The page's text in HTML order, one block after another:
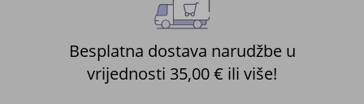
Besplatna dostava narudžbe u
vrijednosti 35,00 € ili više!